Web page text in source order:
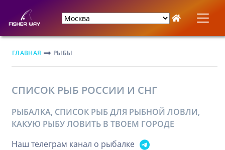
ГЛАВНАЯ РЫБЫ
СПИСОК РЫБ РОССИИ И СНГ
РЫБАЛКА, СПИСОК РЫБ ДЛЯ РЫБНОЙ ЛОВЛИ,
КАКУЮ РЫБУ ЛОВИТЬ В ТВОЕМ ГОРОДЕ
Наш телеграм канал о рыбалке